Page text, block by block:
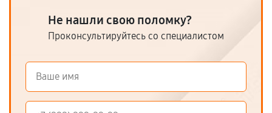
Не нашли свою поломку?
Проконсультируйтесь со специалистом